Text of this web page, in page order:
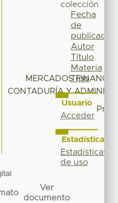
MERCADOS
CONTADURÍA Y
Ver
documento
colección
Fecha
de
publicación
Autor
Título
Materia
Tipo
Usuario
Acceder
Estadísticas
Estadísticas
de uso